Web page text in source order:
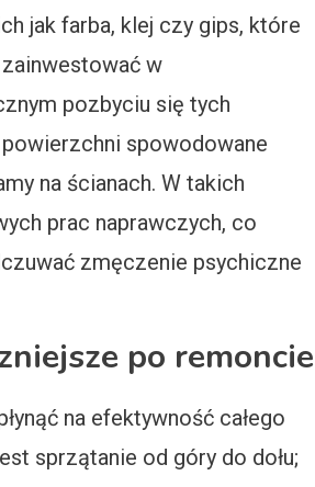
jak farba, klej czy gips, które
w
pozbyciu się tych
spowodowane
na ścianach. W takich
prac naprawczych, co
zmęczenie psychiczne
po remoncie
na efektywność całego
sprzątanie od góry do dołu;